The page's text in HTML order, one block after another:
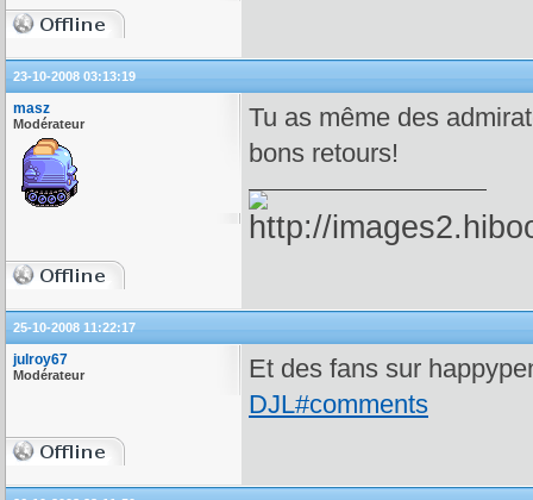
23-10-2008 03:13:19
masz
Modérateur
Tu as même des
bons retours!
25-10-2008 11:22:17
julroy67
Modérateur
Et des fans sur
DJL#comments